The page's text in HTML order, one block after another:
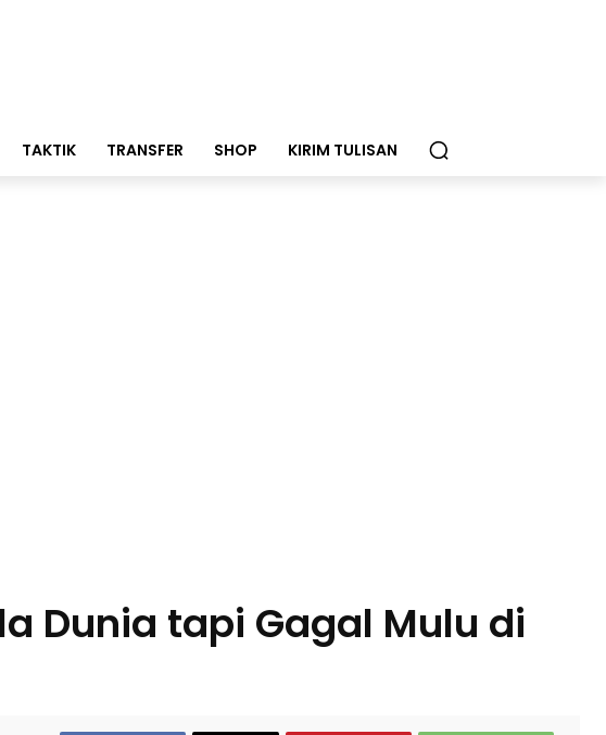
TAKTIK TRANSFER SHOP KIRIM TULISAN
Dunia tapi Gagal Mulu di